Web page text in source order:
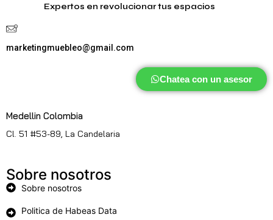
Expertos en revolucionar tus espacios
marketingmuebleo@gmail.com
Chatea con un asesor
Medellin Colombia
Cl. 51 #53-89, La Candelaria
Sobre nosotros
Sobre nosotros
Politica de Habeas Data